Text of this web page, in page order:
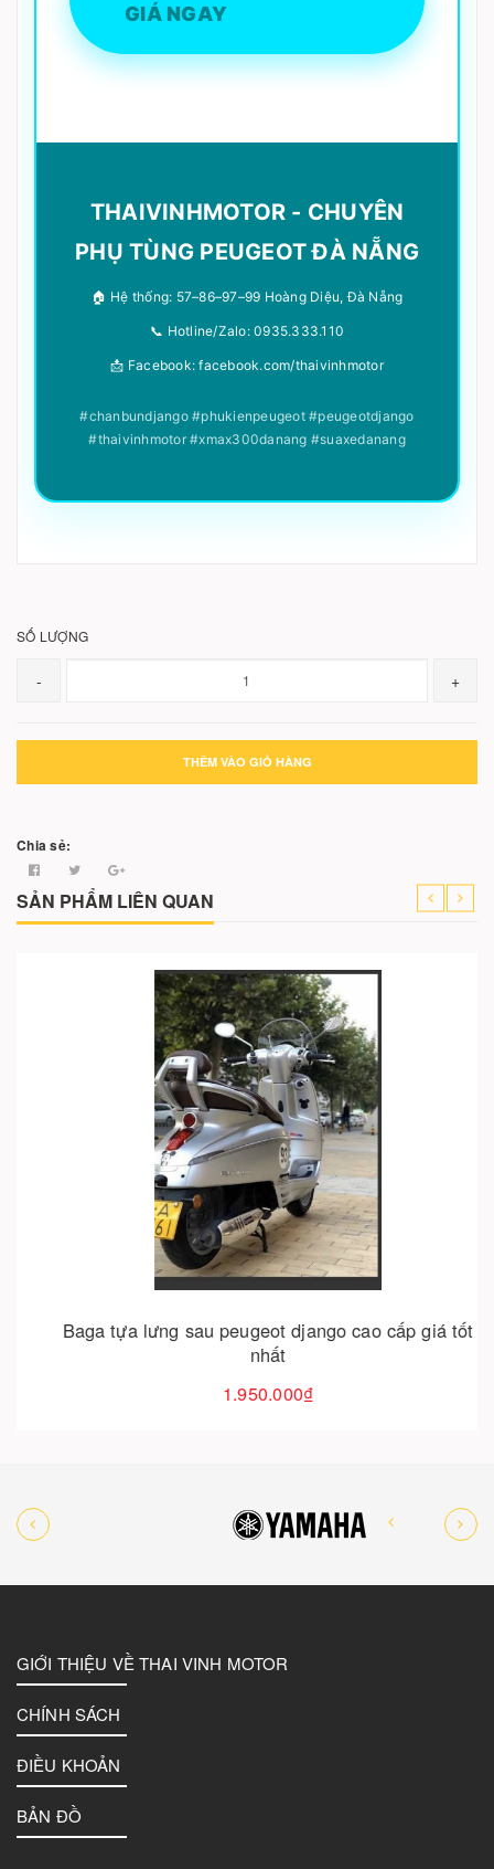
GIÁ NGAY
THAIVINHMOTOR - CHUYÊN
PHỤ TÙNG PEUGEOT ĐÀ NẴNG
🏠 Hệ thống: 57–86–97–99 Hoàng Diệu, Đà Nẵng
📞 Hotline/Zalo: 0935.333.110
📩 Facebook: facebook.com/thaivinhmotor
#chanbundjango #phukienpeugeot #peugeotdjango
#thaivinhmotor #xmax300danang #suaxedanang
SỐ LƯỢNG
- +
THÊM VÀO GIỎ HÀNG
Chia sẻ:
SẢN PHẨM LIÊN QUAN
Baga tựa lưng sau peugeot django cao cấp giá tốt
nhất
1.950.000₫
Cho vào giỏ hàng
GIỚI THIỆU VỀ THAI VINH MOTOR
CHÍNH SÁCH
ĐIỀU KHOẢN
BẢN ĐỒ